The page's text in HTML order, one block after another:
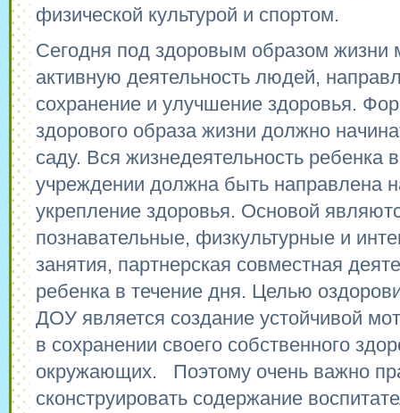
физической культурой и спортом.
Сегодня под здоровым образом
активную деятельность людей,
сохранение и улучшение здоровья.
здорового образа жизни должно
саду. Вся жизнедеятельность ребенка
учреждении должна быть направлена
укрепление здоровья. Основой
познавательные, физкультурные и
занятия, партнерская совместная
ребенка в течение дня. Целью
ДОУ является создание устойчивой
в сохранении своего собственного
окружающих. Поэтому очень важно
сконструировать содержание